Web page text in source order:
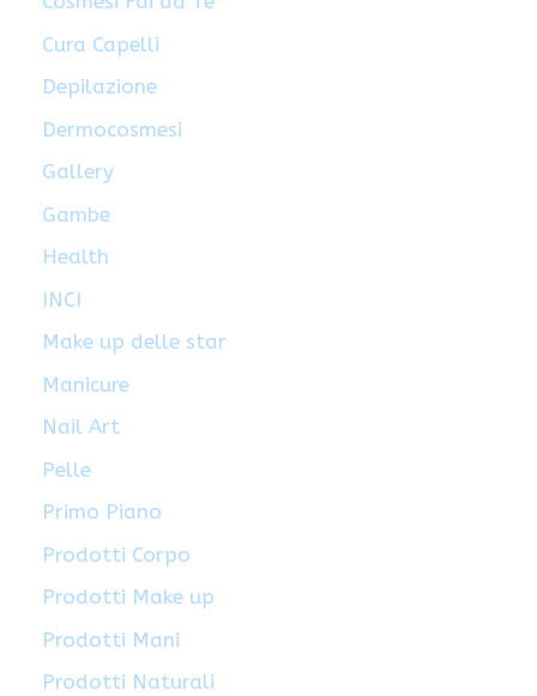
Cura Capelli
Depilazione
Dermocosmesi
Gallery
Gambe
Health
INCI
Make up delle star
Manicure
Nail Art
Pelle
Primo Piano
Prodotti Corpo
Prodotti Make up
Prodotti Mani
Prodotti Naturali